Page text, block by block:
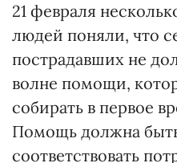
21 февраля
людей поняли, что
пострадавших не
волне помощи,
собирать в первое
Помощь должна
соответствовать